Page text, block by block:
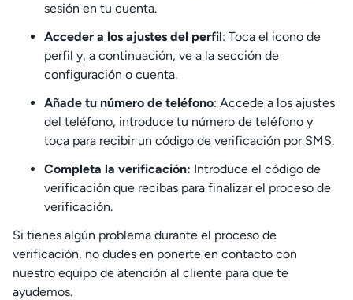
sesión en tu cuenta.
Acceder a los ajustes del perfil: Toca el icono de
perfil y, a continuación, ve a la sección de
configuración o cuenta.
Añade tu número de teléfono: Accede a los ajustes
del teléfono, introduce tu número de teléfono y
toca para recibir un código de verificación por SMS.
Completa la verificación: Introduce el código de
verificación que recibas para finalizar el proceso de
verificación.
Si tienes algún problema durante el proceso de
verificación, no dudes en ponerte en contacto con
nuestro equipo de atención al cliente para que te
ayudemos.